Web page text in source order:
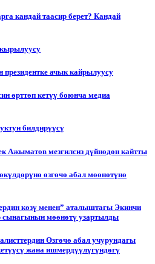
кандай таасир берет? Кандай
президентке ачык кайрылуусу
өрттөп кетүү боюнча медиа
билдирүүсү
Ажыматов мезгилсиз дүйнөдөн кайтты
өзгөчө абал мөөнөтүнө
көзү менен” аталыштагы Экинчи
сынагынын мөөнөтү узартылды
Өзгөчө абал учурундагы
жана ишмердүүлүгүндөгү